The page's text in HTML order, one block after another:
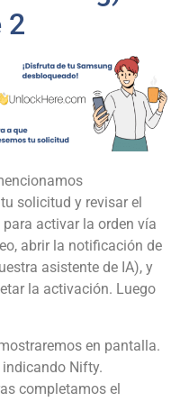
2
solicitud y revisar el
activar la orden vía
abrir la notificación de
asistente de IA), y
la activación. Luego
en pantalla.
Nifty.
completamos el